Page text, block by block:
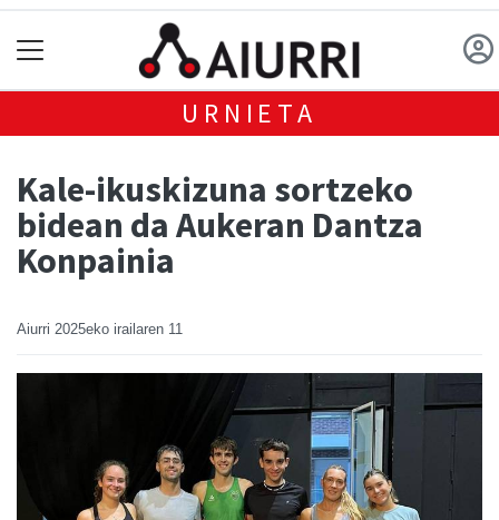
URNIETA
Kale-ikuskizuna sortzeko
bidean da Aukeran Dantza
Konpainia
Aiurri 2025eko irailaren 11